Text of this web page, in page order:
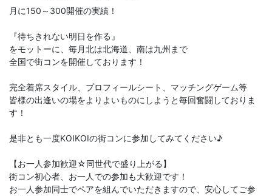
月に150～300開催の実績！
『待ちきれない明日を作る』
をモットーに、毎月北は北海道、南は九州まで
全国で街コンを開催しております！
完全着席スタイル、プロフィールシート、マッチングゲーム等
皆様の出逢いの場をよりよいものにしようと毎回奮闘しておりま
す！
是非とも一度KOIKOIの街コンに参加してみてください♪
【お一人参加歓迎☆同世代で盛り上がる】
街コン初心者、お一人での参加も大歓迎です！
お一人参加同士でペアを組んでいただきますので、安心してご参